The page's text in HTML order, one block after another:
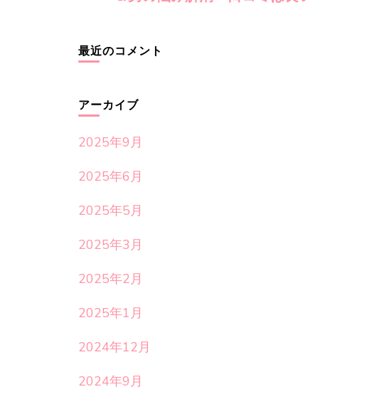
最近のコメント
アーカイブ
2025年9月
2025年6月
2025年5月
2025年3月
2025年2月
2025年1月
2024年12月
2024年9月